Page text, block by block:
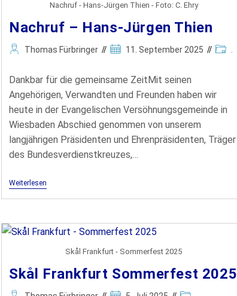
Nachruf - Hans-Jürgen Thien - Foto: C. Ehry
Nachruf – Hans-Jürgen Thien
Thomas Fürbringer 11. September 2025 .
Dankbar für die gemeinsame ZeitMit seinen
Angehörigen, Verwandten und Freunden haben wir
heute in der Evangelischen Versöhnungsgemeinde in
Wiesbaden Abschied genommen von unserem
langjährigen Präsidenten und Ehrenpräsidenten, Träger
des Bundesverdienstkreuzes,…
Weiterlesen
Skål Frankfurt - Sommerfest 2025
Skål Frankfurt Sommerfest 2025
Skål Mitglieder-Login